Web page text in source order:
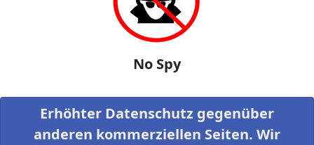
No Spy
Erhöhter Datenschutz gegenüber
anderen kommerziellen Seiten. Wir